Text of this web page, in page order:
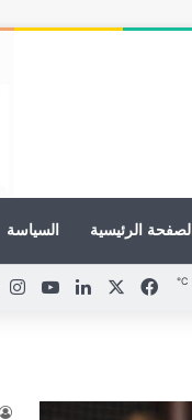
الصفحة الرئيسية السياسة
℃ فيسبوك لينكدإنيوتيوب